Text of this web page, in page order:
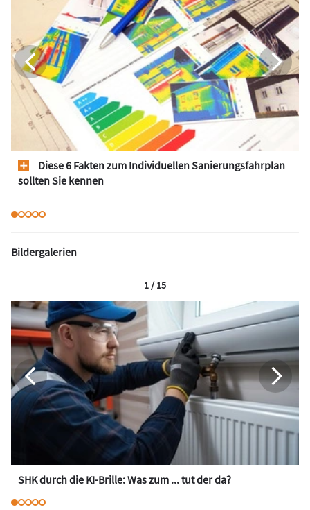
Diese 6 Fakten zum Individuellen Sanierungsfahrplan
sollten Sie kennen
Bildergalerien
SHK durch die KI-Brille: Was zum ... tut der da?
1 / 15